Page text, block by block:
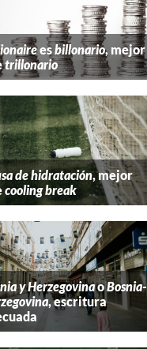
esbillonario, mejor
trillonario
de hidratación, mejor
cooling break
y HerzegovinaoBosnia-
, escritura